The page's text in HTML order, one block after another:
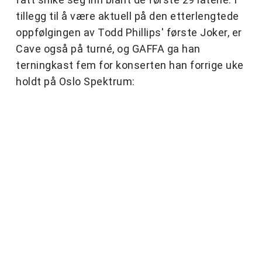
tillegg til å være aktuell på den etterlengtede
oppfølgingen av Todd Phillips' første Joker, er
Cave også på turné, og GAFFA ga han
terningkast fem for konserten han forrige uke
holdt på Oslo Spektrum: